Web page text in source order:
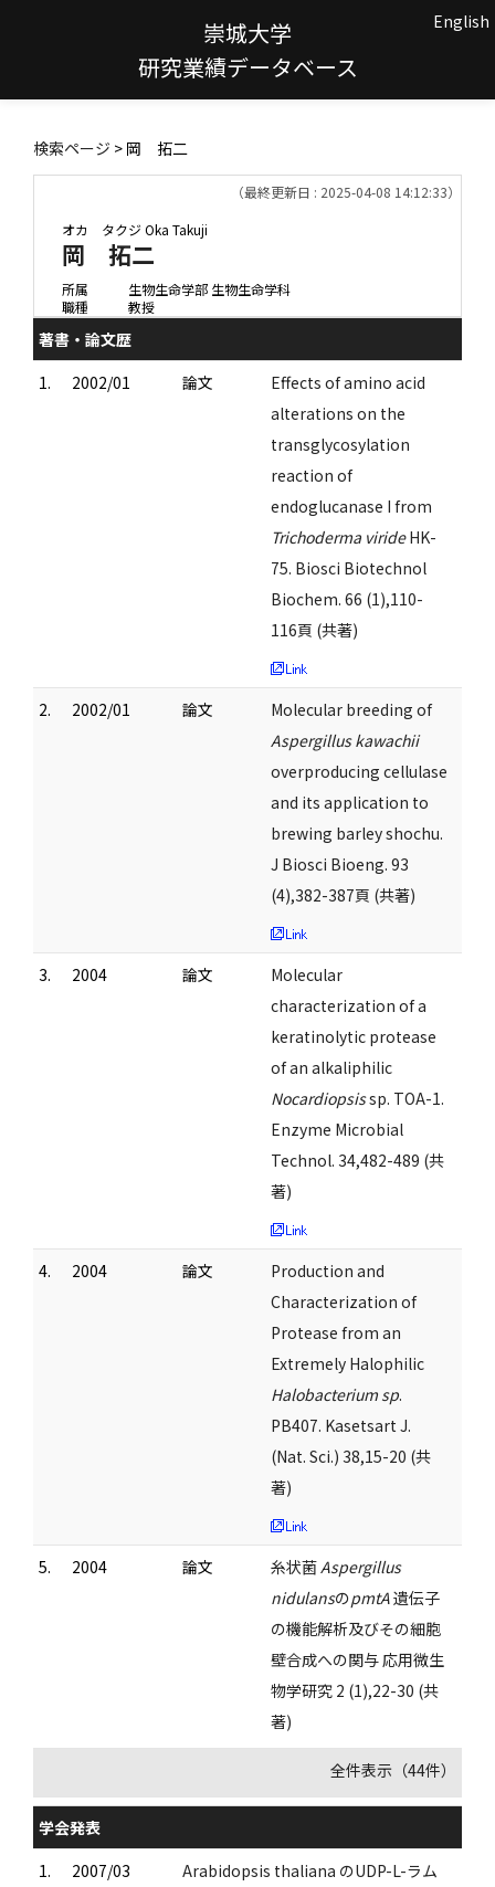
崇城大学
研究業績データベース
English
検索ページ > 岡 拓二
（最終更新日 : 2025-04-08 14:12:33）
オカ タクジ Oka Takuji
岡 拓二
所属
生物生命学部 生物生命学科
職種
教授
著書・論文歴
1.
2002/01 論文
Effects of amino acid
alterations on the
transglycosylation
reaction of
endoglucanase I from
Trichoderma virideHK-
75. Biosci Biotechnol
Biochem. 66 (1),110-
116頁 (共著)
2. 2002/01 論文
Molecular breeding of
Aspergillus kawachii
overproducing cellulase
and its application to
brewing barley shochu.
J Biosci Bioeng. 93
(4),382-387頁 (共著)
3. 2004 論文
Molecular
characterization of a
keratinolytic protease
of an alkaliphilic
Nocardiopsissp. TOA-1.
Enzyme Microbial
Technol. 34,482-489 (共
著)
4. 2004 論文
Production and
Characterization of
Protease from an
Extremely Halophilic
Halobacterium sp.
PB407. Kasetsart J.
(Nat. Sci.) 38,15-20 (共
著)
5. 2004 論文 糸状菌Aspergillus
nidulansのpmtA遺伝子
の機能解析及びその細胞
壁合成への関与 応用微生
物学研究 2 (1),22-30 (共
著)
全件表示（44件）
学会発表
1.
2007/03
Arabidopsis thaliana のUDP-L-ラム